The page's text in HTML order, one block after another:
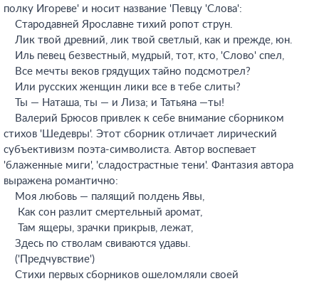
полку Игореве' и носит название 'Певцу 'Слова':
Стародавней Ярославне тихий ропот струн.
Лик твой древний, лик твой светлый, как и прежде, юн.
Иль певец безвестный, мудрый, тот, кто, 'Слово' спел,
Все мечты веков грядущих тайно подсмотрел?
Или русских женщин лики все в тебе слиты?
Ты — Наташа, ты — и Лиза; и Татьяна —ты!
Валерий Брюсов привлек к себе внимание сборником
стихов 'Шедевры'. Этот сборник отличает лирический
субъективизм поэта-символиста. Автор воспевает
'блаженные миги', 'сладострастные тени'. Фантазия автора
выражена романтично:
Моя любовь — палящий полдень Явы,
Как сон разлит смертельный аромат,
Там ящеры, зрачки прикрыв, лежат,
Здесь по стволам свиваются удавы.
('Предчувствие')
Стихи первых сборников ошеломляли своей